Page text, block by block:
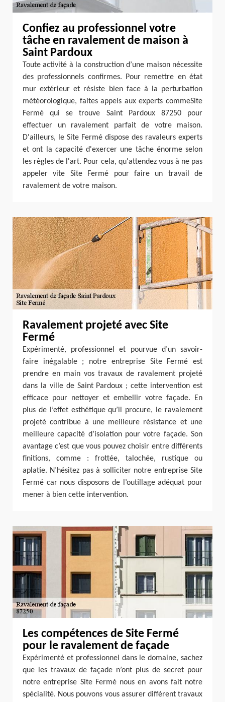
Confiez au professionnel votre
tâche en ravalement de maison à
Saint Pardoux
Toute activité à la construction d’une maison nécessite
des professionnels confirmes. Pour remettre en état
mur extérieur et résiste bien face à la perturbation
météorologique, faites appels aux experts commeSite
Fermé qui se trouve Saint Pardoux 87250 pour
effectuer un ravalement parfait de votre maison.
D'ailleurs, le Site Fermé dispose des ravaleurs experts
et ont la capacité d'exercer une tâche énorme selon
les règles de l'art. Pour cela, qu'attendez vous à ne pas
appeler vite Site Fermé pour faire un travail de
ravalement de votre maison.
Ravalement projeté avec Site
Fermé
Expérimenté, professionnel et pourvue d’un savoir-
faire inégalable ; notre entreprise Site Fermé est
prendre en main vos travaux de ravalement projeté
dans la ville de Saint Pardoux ; cette intervention est
efficace pour nettoyer et embellir votre façade. En
plus de l’effet esthétique qu’il procure, le ravalement
projeté contribue à une meilleure résistance et une
meilleure capacité d’isolation pour votre façade. Son
avantage c’est que vous pouvez choisir entre différents
finitions, comme : frottée, talochée, rustique ou
aplatie. N’hésitez pas à solliciter notre entreprise Site
Fermé car nous disposons de l’outillage adéquat pour
mener à bien cette intervention.
Les compétences de Site Fermé
pour le ravalement de façade
Expérimenté et professionnel dans le domaine, sachez
que les travaux de façade n’ont plus de secret pour
notre entreprise Site Fermé nous en avons fait notre
spécialité. Nous pouvons vous assurer différent travaux